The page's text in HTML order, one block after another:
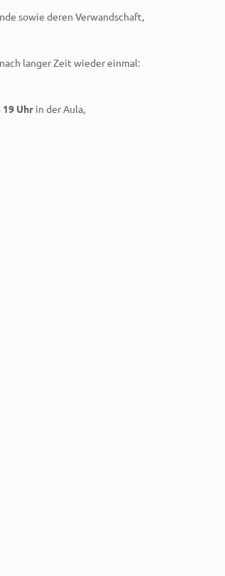
sowie deren Verwandschaft,
langer Zeit wieder einmal:
19 Uhr in der Aula,